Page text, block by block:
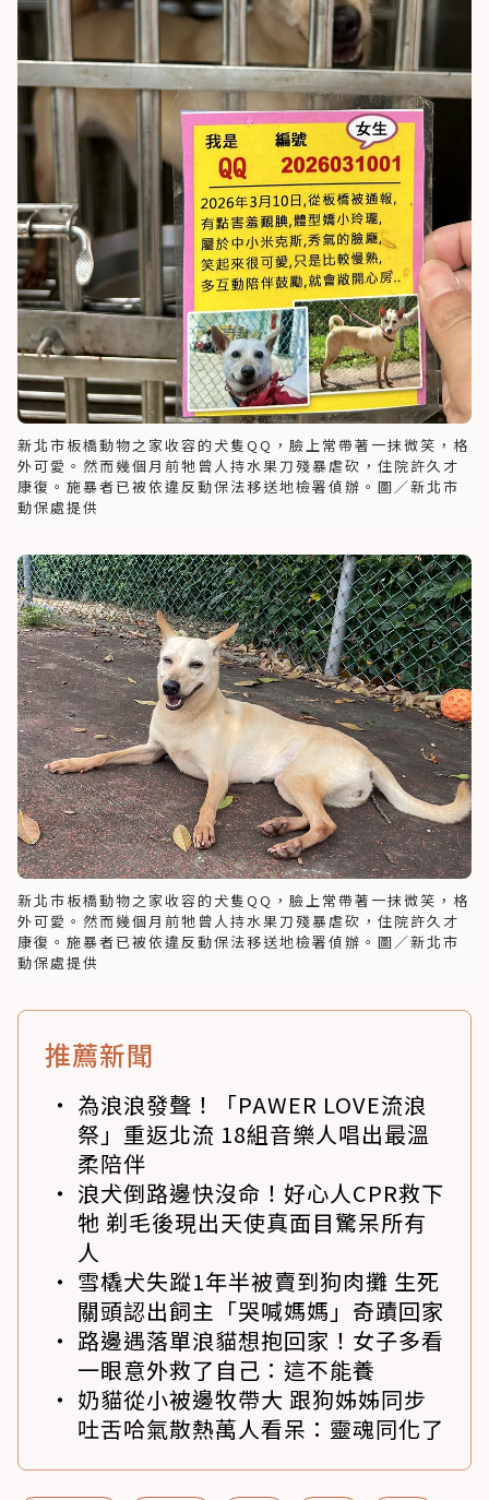
新北市板橋動物之家收容的犬隻QQ，臉上常帶著一抹微笑，格
外可愛。然而幾個月前牠曾人持水果刀殘暴虐砍，住院許久才
康復。施暴者已被依違反動保法移送地檢署偵辦。圖／新北市
動保處提供
新北市板橋動物之家收容的犬隻QQ，臉上常帶著一抹微笑，格
外可愛。然而幾個月前牠曾人持水果刀殘暴虐砍，住院許久才
康復。施暴者已被依違反動保法移送地檢署偵辦。圖／新北市
動保處提供
推薦新聞
為浪浪發聲！「PAWER LOVE流浪
祭」重返北流 18組音樂人唱出最溫
柔陪伴
浪犬倒路邊快沒命！好心人CPR救下
牠 剃毛後現出天使真面目驚呆所有
人
雪橇犬失蹤1年半被賣到狗肉攤 生死
關頭認出飼主「哭喊媽媽」奇蹟回家
路邊遇落單浪貓想抱回家！女子多看
一眼意外救了自己：這不能養
奶貓從小被邊牧帶大 跟狗姊姊同步
吐舌哈氣散熱萬人看呆：靈魂同化了